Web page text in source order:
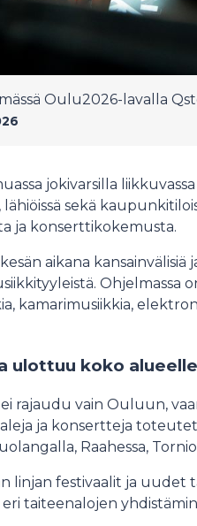
Oulu2026-lavalla
jokivarsilla
lähiöissä sekä
ja konserttikokemusta.
aikana kansainvälisiä
Ohjelmassa
kamarimusiikkia,
ulottuu koko alueelle
rajaudu vain Ouluun,
ja konsertteja
Raahessa,
linjan festivaalit ja uudet
eri taiteenalojen